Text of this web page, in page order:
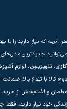
هر آنچه که نیاز دارید را با
می‌توانید جدیدترین مدل‌های
گازی، تلویزیون، لوازم
دوج کالا با تنوع بالا،
مطمئن و لذت‌بخش از خرید
زندگی خود نیاز دارید، فقط